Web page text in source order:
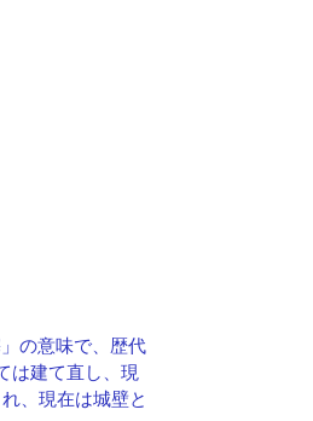
の意味で、歴代
は建て直し、現
、現在は城壁と